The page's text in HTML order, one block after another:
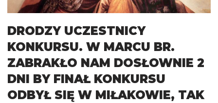
DRODZY UCZESTNICY
KONKURSU. W MARCU BR.
ZABRAKŁO NAM DOSŁOWNIE 2
DNI BY FINAŁ KONKURSU
ODBYŁ SIĘ W MIŁAKOWIE, TAK